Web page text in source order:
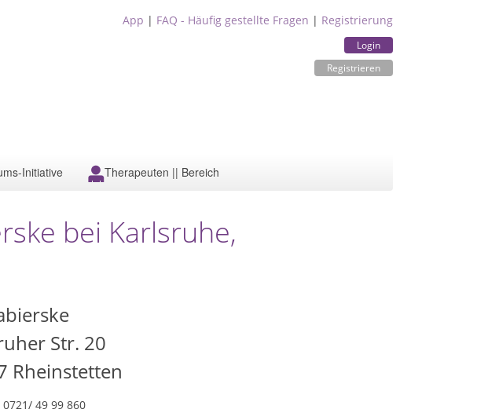
App | FAQ - Häufig gestellte Fragen | Registrierung
Login
Registrieren
Initiative Therapeuten || Bereich
bei Karlsruhe,
Str. 20
Rheinstetten
0721/ 49 99 860